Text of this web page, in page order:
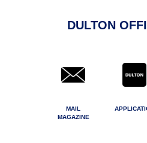
DULTON
MAIL
MAGAZINE